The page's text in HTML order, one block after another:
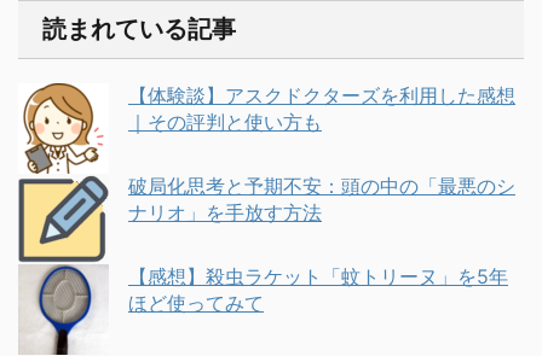
読まれている記事
【体験談】アスクドクターズを利用した感想
｜その評判と使い方も
破局化思考と予期不安：頭の中の「最悪のシ
ナリオ」を手放す方法
【感想】殺虫ラケット「蚊トリーヌ」を5年
ほど使ってみて